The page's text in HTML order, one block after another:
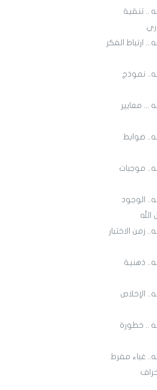
.. تنقية
ارتباط الفكر
نموذج
معايير
ضوابط
موجبات
الوجود
الاختبار
ذهنية
الإخلاص
.. خطورة
غباء مفرط